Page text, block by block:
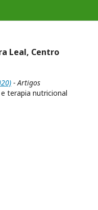
Leal, Centro
- Artigos
terapia nutricional